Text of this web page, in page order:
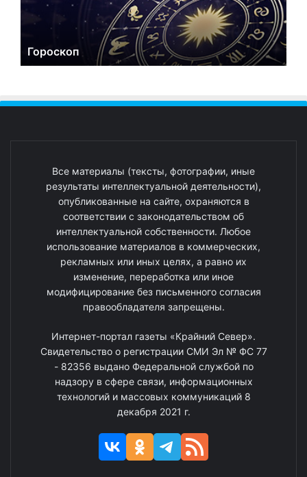
Гороскоп
Все материалы (тексты, фотографии, иные
результаты интеллектуальной деятельности),
опубликованные на сайте, охраняются в
соответствии с законодательством об
интеллектуальной собственности. Любое
использование материалов в коммерческих,
рекламных или иных целях, а равно их
изменение, переработка или иное
модифицирование без письменного согласия
правообладателя запрещены.
Интернет-портал газеты «Крайний Север».
Свидетельство о регистрации СМИ Эл № ФС 77
- 82356 выдано Федеральной службой по
надзору в сфере связи, информационных
технологий и массовых коммуникаций 8
декабря 2021 г.